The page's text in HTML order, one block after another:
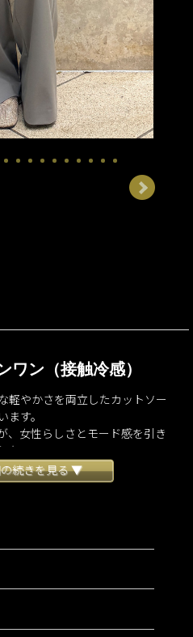
ワン（接触冷感）
軽やかさを両立したカットソー
す。
、女性らしさとモード感を引き
。
が自然なドレープを生み出し、
れた立体感を演出いたします。
感がなく、長時間の移動やご
気負わずお召しいただけるス
た。
になりすぎずに一枚でスタイ
続きを見る ▼